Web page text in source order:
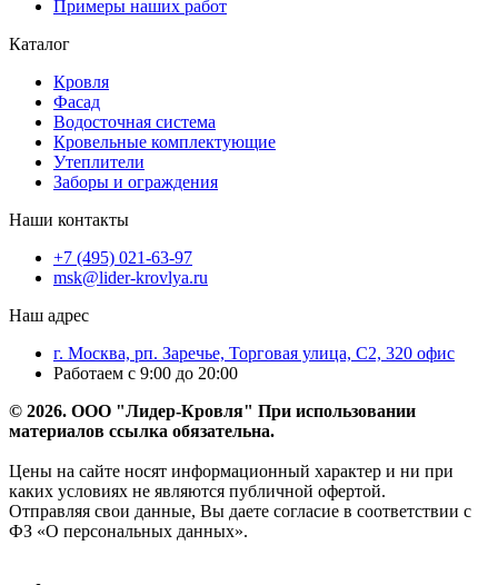
Примеры наших работ
Каталог
Кровля
Фасад
Водосточная система
Кровельные комплектующие
Утеплители
Заборы и ограждения
Наши контакты
+7 (495) 021-63-97
msk@lider-krovlya.ru
Наш адрес
г. Москва, рп. Заречье, Торговая улица, С2, 320 офис
Работаем с 9:00 до 20:00
© 2026. ООО "Лидер-Кровля" При использовании
материалов ссылка обязательна.
Цены на сайте носят информационный характер и ни при
каких условиях не являются публичной офертой.
Отправляя свои данные, Вы даете согласие в соответствии с
ФЗ «О персональных данных».